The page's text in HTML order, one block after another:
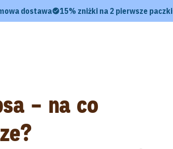
dostawa 15% zniżki na 2 pierwsze paczki
– na co